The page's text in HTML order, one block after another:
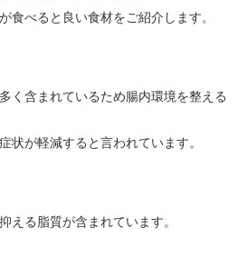
食べると良い食材をご紹介します。
く含まれているため腸内環境を整える
状が軽減すると言われています。
える脂質が含まれています。